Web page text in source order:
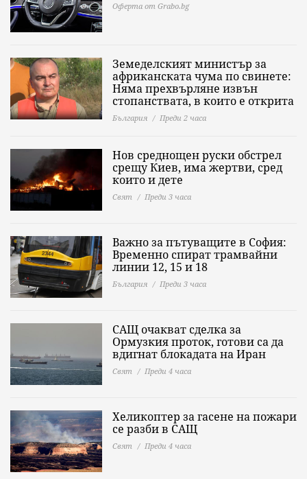
Оферта от Grabo.bg
Земеделският министър за
африканската чума по свинете:
Няма прехвърляне извън
стопанствата, в които е открита
България Преди 2 часа
Нов среднощен руски обстрел
срещу Киев, има жертви, сред
които и дете
Свят Преди 3 часа
Важно за пътуващите в София:
Временно спират трамвайни
линии 12, 15 и 18
България Преди 3 часа
САЩ очакват сделка за
Ормузкия проток, готови са да
вдигнат блокадата на Иран
Свят Преди 4 часа
Хеликоптер за гасене на пожари
се разби в САЩ
Свят Преди 4 часа